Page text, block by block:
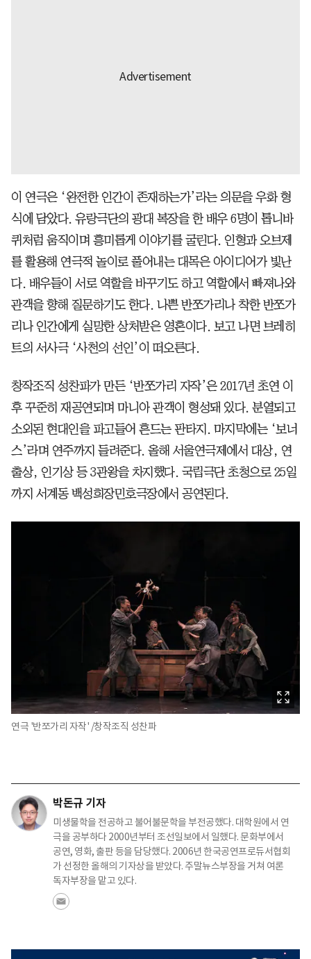
이 연극은 ‘완전한 인간이 존재하는가’라는 의문을 우화 형
식에 담았다. 유랑극단의 광대 복장을 한 배우 6명이 톱니바
퀴처럼 움직이며 흥미롭게 이야기를 굴린다. 인형과 오브제
를 활용해 연극적 놀이로 풀어내는 대목은 아이디어가 빛난
다. 배우들이 서로 역할을 바꾸기도 하고 역할에서 빠져나와
관객을 향해 질문하기도 한다. 나쁜 반쪼가리나 착한 반쪼가
리나 인간에게 실망한 상처받은 영혼이다. 보고 나면 브레히
트의 서사극 ‘사천의 선인’이 떠오른다.
창작조직 성찬파가 만든 ‘반쪼가리 자작’은 2017년 초연 이
후 꾸준히 재공연되며 마니아 관객이 형성돼 있다. 분열되고
소외된 현대인을 파고들어 흔드는 판타지. 마지막에는 ‘보너
스’라며 연주까지 들려준다. 올해 서울연극제에서 대상, 연
출상, 인기상 등 3관왕을 차지했다. 국립극단 초청으로 25일
까지 서계동 백성희장민호극장에서 공연된다.
연극 '반쪼가리 자작' /창작조직 성찬파
박돈규 기자
미생물학을 전공하고 불어불문학을 부전공했다. 대학원에서 연
극을 공부하다 2000년부터 조선일보에서 일했다. 문화부에서
공연, 영화, 출판 등을 담당했다. 2006년 한국공연프로듀서협회
가 선정한 올해의 기자상을 받았다. 주말뉴스부장을 거쳐 여론
독자부장을 맡고 있다.